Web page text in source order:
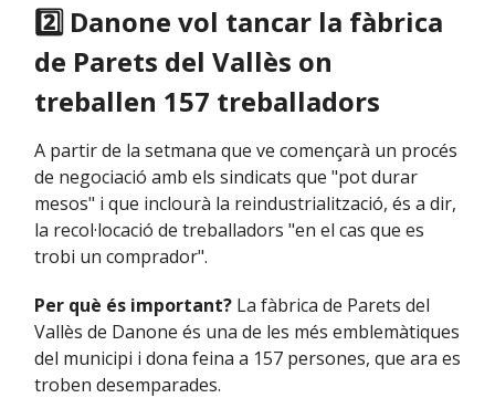
2️⃣ Danone vol tancar la fàbrica
de Parets del Vallès on
treballen 157 treballadors
A partir de la setmana que ve començarà un procés
de negociació amb els sindicats que "pot durar
mesos" i que inclourà la reindustrialització, és a dir,
la recol·locació de treballadors "en el cas que es
trobi un comprador".
Per què és important? La fàbrica de Parets del
Vallès de Danone és una de les més emblemàtiques
del municipi i dona feina a 157 persones, que ara es
troben desemparades.